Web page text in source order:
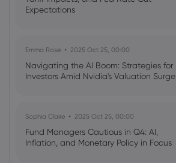
Expectations
Emma Rose 2025 Oct 25, 00:00
Navigating the AI Boom: Strategies for
Investors Amid Nvidia's Valuation Surge
Sophia Claire 2025 Oct 25, 00:00
Fund Managers Cautious in Q4: AI,
Inflation, and Monetary Policy in Focus